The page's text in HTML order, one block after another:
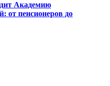
Академию
от пенсионеров до